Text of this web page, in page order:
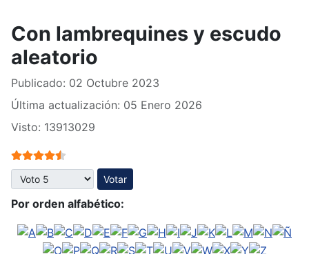
Con lambrequines y escudo
aleatorio
Publicado: 02 Octubre 2023
Última actualización: 05 Enero 2026
Visto: 13913029
Ratio:4.5/
Por favor, vote
Por orden alfabético: